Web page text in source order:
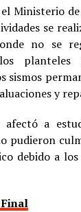
Ministerio
se
no se
planteles
sismos
y
a
pudieron
debido a